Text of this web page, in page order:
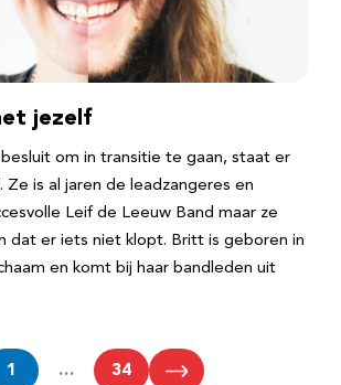
jezelf
om in transitie te gaan, staat er
Ze is al jaren de leadzangeres en
Leif de Leeuw Band maar ze
dat er iets niet klopt. Britt is geboren in
en komt bij haar bandleden uit
1 … 34